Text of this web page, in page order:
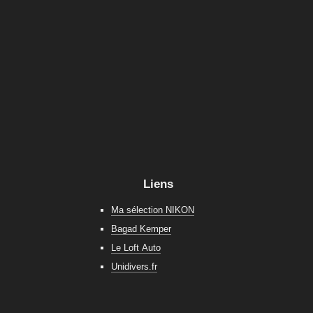
Liens
Ma sélection NIKON
Bagad Kemper
Le Loft Auto
Unidivers.fr